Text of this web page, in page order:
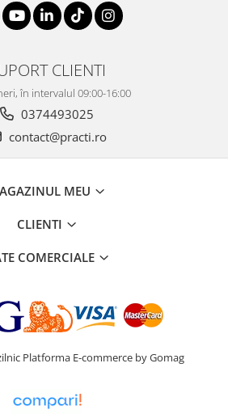
CLIENTI
în intervalul 09:00-16:00
0374493025
contact@practi.ro
MEU
CLIENTI
COMERCIALE
Platforma E-commerce by Gomag